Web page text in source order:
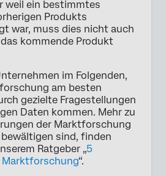
weil ein bestimmtes
Produkts
war, muss dies nicht auch
kommende Produkt
im Folgenden,
am besten
gezielte Fragestellungen
Daten kommen. Mehr zu
der Marktforschung
sind, finden
Ratgeber „5
Marktforschung“.